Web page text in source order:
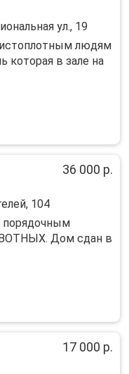
ул., 19
людям
которая в зале на
36 000 р.
104
Дом сдан в
17 000 р.